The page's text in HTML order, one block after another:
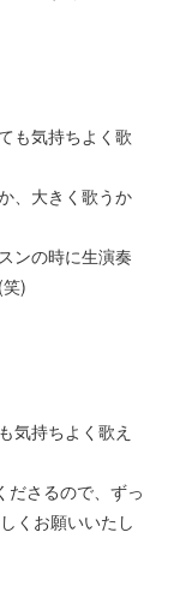
も気持ちよく歌
、大きく歌うか
ンの時に生演奏
)
気持ちよく歌え
ださるので、ずっ
くお願いいたし